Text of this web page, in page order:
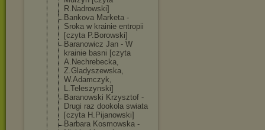
R.Nadrowski]
Bankova Marketa -
Sroka w krainie entropii
[czyta P.Borowski]
Baranowicz Jan - W
krainie basni [czyta
A.Nechrebecka,
Z.Gladyszewska,
W.Adamczyk,
L.Teleszynski]
Baranowski Krzysztof -
Drugi raz dookola swiata
[czyta H.Pijanowski]
Barbara Kosmowska -